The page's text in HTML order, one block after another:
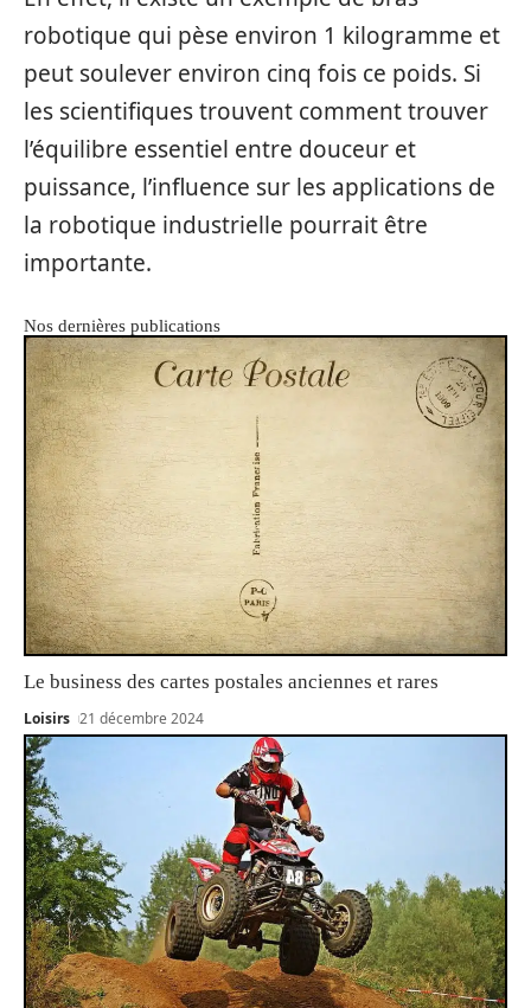
robotique qui pèse environ 1 kilogramme et
peut soulever environ cinq fois ce poids. Si
les scientifiques trouvent comment trouver
l’équilibre essentiel entre douceur et
puissance, l’influence sur les applications de
la robotique industrielle pourrait être
importante.
Nos dernières publications
Le business des cartes postales anciennes et rares
Loisirs 21 décembre 2024